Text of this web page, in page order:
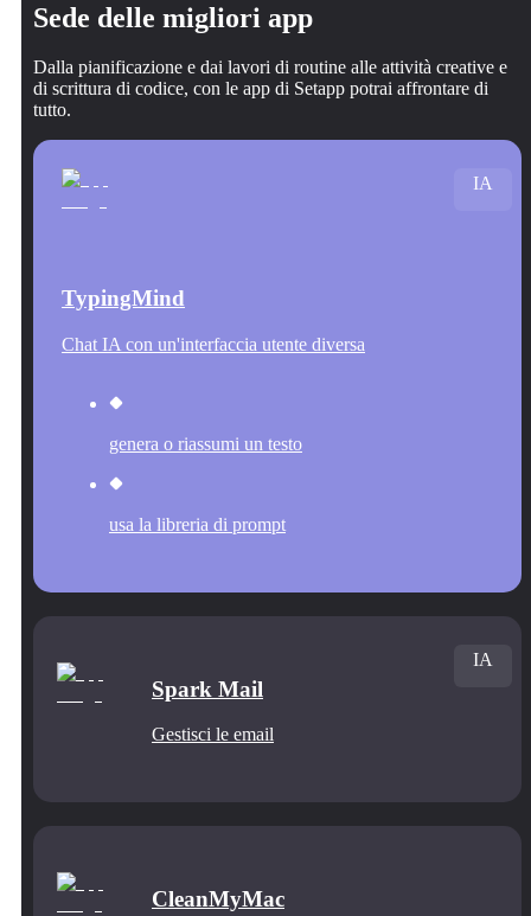
Sede delle migliori app
Dalla pianificazione e dai lavori di routine alle attività creative e
di scrittura di codice, con le app di Setapp potrai affrontare di
tutto.
TypingMind
Chat IA con un'interfaccia utente diversa
genera o riassumi un testo
usa la libreria di prompt
IA
Spark Mail
Gestisci le email
IA
CleanMyMac